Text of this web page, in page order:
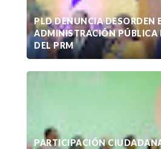
PLD DENUNCIA DESORDEN
ADMINISTRACIÓN PÚBLICA
DEL PRM
PARTICIPACIÓN